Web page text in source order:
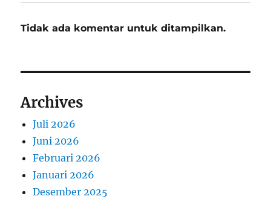
Tidak ada komentar untuk ditampilkan.
Archives
Juli 2026
Juni 2026
Februari 2026
Januari 2026
Desember 2025